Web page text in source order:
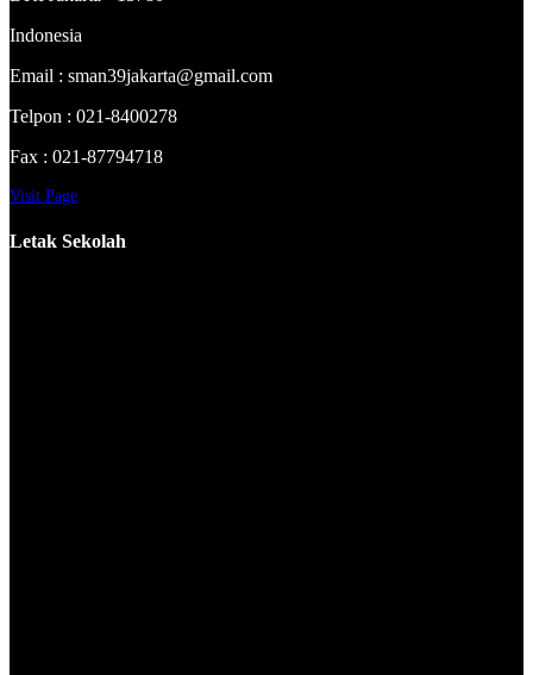
Indonesia
Email : sman39jakarta@gmail.com
Telpon : 021-8400278
Fax : 021-87794718
Visit Page
Letak Sekolah